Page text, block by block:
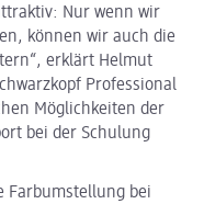
Nur wenn wir
können wir auch die
erklärt Helmut
Professional
Möglichkeiten der
bei der Schulung
Farbumstellung bei